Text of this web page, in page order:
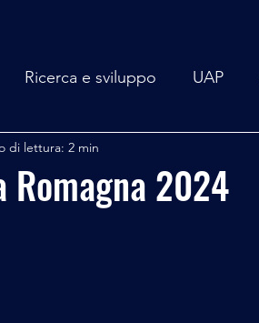
Ricerca e sviluppo UAP
Mare Mediterraneo
2024
di lettura: 2 min